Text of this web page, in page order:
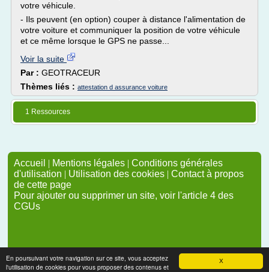
X
En poursuivant votre navigation sur ce site, vous acceptez
l'utilisation de cookies pour vous proposer des contenus et
votre véhicule.
- Ils peuvent (en option) couper à distance l'alimentation de
votre voiture et communiquer la position de votre véhicule
et ce même lorsque le GPS ne passe...
Voir la suite
Par : GEOTRACEUR
Thèmes liés : attestation d assurance voiture
1 Ressources
Accueil | Mentions légales | Conditions générales
d'utilisation | Utilisation des cookies | Contact à propos
de cette page
Pour ajouter ou supprimer un site, voir l'article 4 des
CGUs